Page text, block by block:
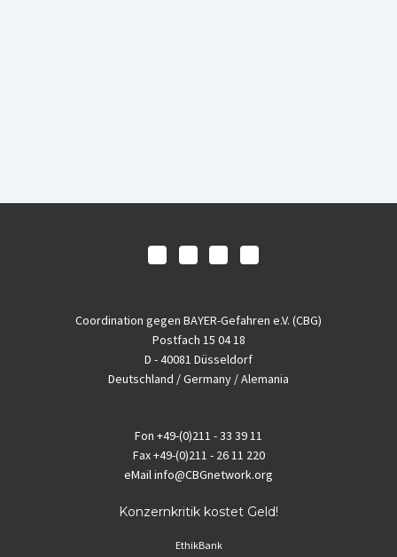
Coordination gegen BAYER-Gefahren e.V. (CBG)
Postfach 15 04 18
D - 40081 Düsseldorf
Deutschland / Germany / Alemania
Fon +49-(0)211 - 33 39 11
Fax+49-(0)211 - 26 11 220
eMailinfo@CBGnetwork.org
Konzernkritik kostet Geld!
EthikBank